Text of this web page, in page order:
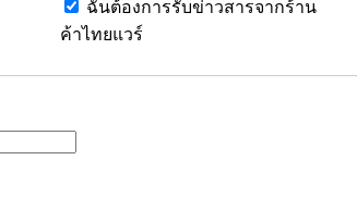
ฉันต้องการรับข่าวสารจากร้าน
ค้าไทยแวร์